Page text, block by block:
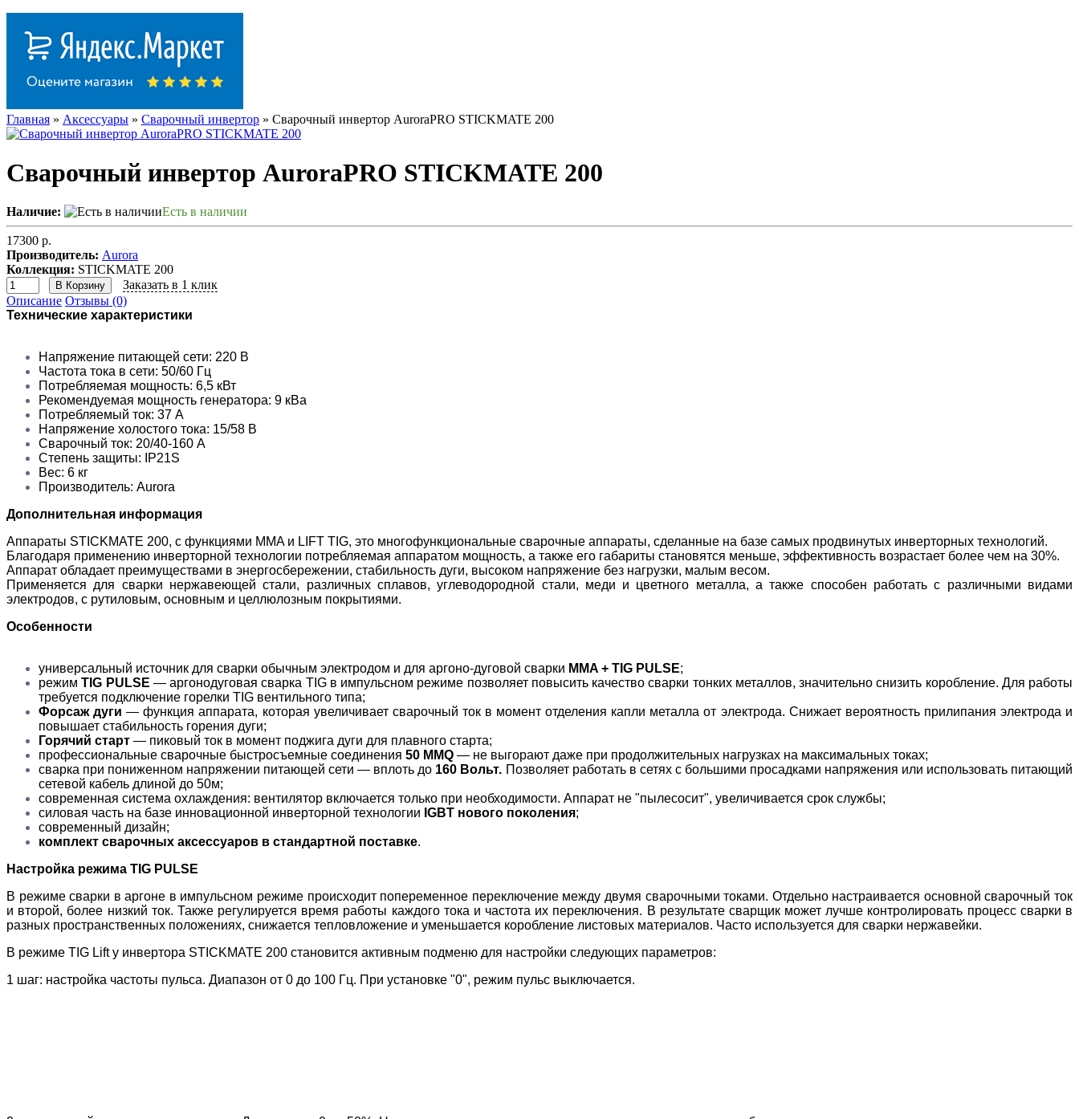
Главная » Аксессуары » Сварочный инвертор » Сварочный инвертор AuroraPRO STICKMATE 200
Сварочный инвертор AuroraPRO STICKMATE 200
Наличие: Есть в наличии
17300 р.
Производитель: Aurora
Коллекция: STICKMATE 200
В Корзину
Заказать в 1 клик
Описание Отзывы (0)
Технические характеристики
Напряжение питающей сети: 220 В
Частота тока в сети: 50/60 Гц
Потребляемая мощность: 6,5 кВт
Рекомендуемая мощность генератора: 9 кВа
Потребляемый ток: 37 А
Напряжение холостого тока: 15/58 В
Сварочный ток: 20/40-160 А
Степень защиты: IP21S
Вес: 6 кг
Производитель: Aurora
Дополнительная информация
Аппараты STICKMATE 200, с функциями MMA и LIFT TIG, это многофункциональные сварочные аппараты, сделанные на базе самых продвинутых инверторных технологий.
Благодаря применению инверторной технологии потребляемая аппаратом мощность, а также его габариты становятся меньше, эффективность возрастает более чем на 30%.
Аппарат обладает преимуществами в энергосбережении, стабильность дуги, высоком напряжение без нагрузки, малым весом.
Применяется для сварки нержавеющей стали, различных сплавов, углеводородной стали, меди и цветного металла, а также способен работать с различными видами
электродов, с рутиловым, основным и целлюлозным покрытиями.
Особенности
универсальный источник для сварки обычным электродом и для аргоно-дуговой сварки MMA + TIG PULSE;
режим TIG PULSE — аргонодуговая сварка TIG в импульсном режиме позволяет повысить качество сварки тонких металлов, значительно снизить коробление. Для работы
требуется подключение горелки TIG вентильного типа;
Форсаж дуги — функция аппарата, которая увеличивает сварочный ток в момент отделения капли металла от электрода. Снижает вероятность прилипания электрода и
повышает стабильность горения дуги;
Горячий старт — пиковый ток в момент поджига дуги для плавного старта;
профессиональные сварочные быстросъемные соединения 50 MMQ — не выгорают даже при продолжительных нагрузках на максимальных токах;
сварка при пониженном напряжении питающей сети — вплоть до 160 Вольт. Позволяет работать в сетях с большими просадками напряжения или использовать питающий
сетевой кабель длиной до 50м;
современная система охлаждения: вентилятор включается только при необходимости. Аппарат не "пылесосит", увеличивается срок службы;
силовая часть на базе инновационной инверторной технологии IGBT нового поколения;
современный дизайн;
комплект сварочных аксессуаров в стандартной поставке.
Настройка режима TIG PULSE
В режиме сварки в аргоне в импульсном режиме происходит попеременное переключение между двумя сварочными токами. Отдельно настраивается основной сварочный ток
и второй, более низкий ток. Также регулируется время работы каждого тока и частота их переключения. В результате сварщик может лучше контролировать процесс сварки в
разных пространственных положениях, снижается тепловложение и уменьшается коробление листовых материалов. Часто используется для сварки нержавейки.
В режиме TIG Lift у инвертора STICKMATE 200 становится активным подменю для настройки следующих параметров:
1 шаг: настройка частоты пульса. Диапазон от 0 до 100 Гц. При установке "0", режим пульс выключается.